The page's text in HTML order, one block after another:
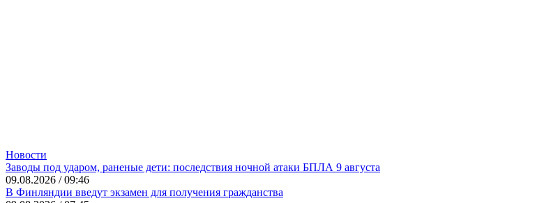
Новости
Заводы под ударом, раненые дети: последствия ночной атаки БПЛА 9 августа
09.08.2026 / 09:46
В Финляндии введут экзамен для получения гражданства